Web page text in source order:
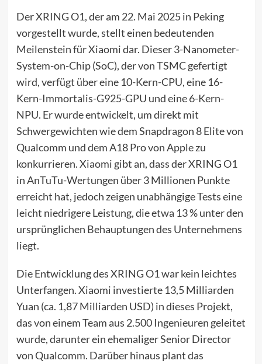
Der XRING O1, der am 22. Mai 2025 in Peking
vorgestellt wurde, stellt einen bedeutenden
Meilenstein für Xiaomi dar. Dieser 3-Nanometer-
System-on-Chip (SoC), der von TSMC gefertigt
wird, verfügt über eine 10-Kern-CPU, eine 16-
Kern-Immortalis-G925-GPU und eine 6-Kern-
NPU. Er wurde entwickelt, um direkt mit
Schwergewichten wie dem Snapdragon 8 Elite von
Qualcomm und dem A18 Pro von Apple zu
konkurrieren. Xiaomi gibt an, dass der XRING O1
in AnTuTu-Wertungen über 3 Millionen Punkte
erreicht hat, jedoch zeigen unabhängige Tests eine
leicht niedrigere Leistung, die etwa 13 % unter den
ursprünglichen Behauptungen des Unternehmens
liegt.
Die Entwicklung des XRING O1 war kein leichtes
Unterfangen. Xiaomi investierte 13,5 Milliarden
Yuan (ca. 1,87 Milliarden USD) in dieses Projekt,
das von einem Team aus 2.500 Ingenieuren geleitet
wurde, darunter ein ehemaliger Senior Director
von Qualcomm. Darüber hinaus plant das